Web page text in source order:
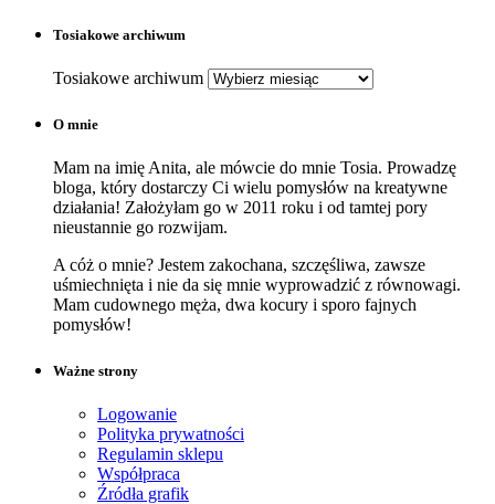
Tosiakowe archiwum
Tosiakowe archiwum
O mnie
Mam na imię Anita, ale mówcie do mnie Tosia. Prowadzę
bloga, który dostarczy Ci wielu pomysłów na kreatywne
działania! Założyłam go w 2011 roku i od tamtej pory
nieustannie go rozwijam.
A cóż o mnie? Jestem zakochana, szczęśliwa, zawsze
uśmiechnięta i nie da się mnie wyprowadzić z równowagi.
Mam cudownego męża, dwa kocury i sporo fajnych
pomysłów!
Ważne strony
Logowanie
Polityka prywatności
Regulamin sklepu
Współpraca
Źródła grafik